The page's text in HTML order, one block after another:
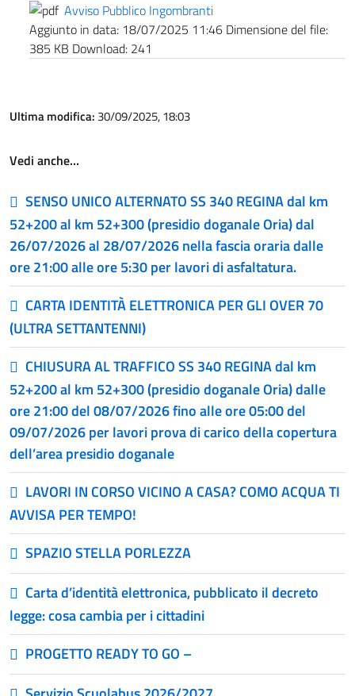
Avviso Pubblico Ingombranti
Aggiunto in data: 18/07/2025 11:46 Dimensione del file:
385 KB Download: 241
Ultima modifica: 30/09/2025, 18:03
Vedi anche…
SENSO UNICO ALTERNATO SS 340 REGINA dal km
52+200 al km 52+300 (presidio doganale Oria) dal
26/07/2026 al 28/07/2026 nella fascia oraria dalle
ore 21:00 alle ore 5:30 per lavori di asfaltatura.
CARTA IDENTITÀ ELETTRONICA PER GLI OVER 70
(ULTRA SETTANTENNI)
CHIUSURA AL TRAFFICO SS 340 REGINA dal km
52+200 al km 52+300 (presidio doganale Oria) dalle
ore 21:00 del 08/07/2026 fino alle ore 05:00 del
09/07/2026 per lavori prova di carico della copertura
dell’area presidio doganale
LAVORI IN CORSO VICINO A CASA? COMO ACQUA TI
AVVISA PER TEMPO!
SPAZIO STELLA PORLEZZA
Carta d’identità elettronica, pubblicato il decreto
legge: cosa cambia per i cittadini
PROGETTO READY TO GO –